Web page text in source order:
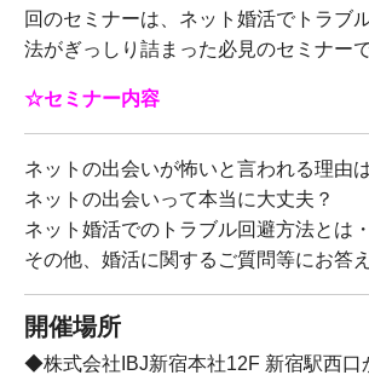
回のセミナーは、ネット婚活でトラブ
法がぎっしり詰まった必見のセミナーで
☆セミナー内容
ネットの出会いが怖いと言われる理由
ネットの出会いって本当に大丈夫？
ネット婚活でのトラブル回避方法とは
その他、婚活に関するご質問等にお答
開催場所
◆株式会社IBJ新宿本社12F 新宿駅西